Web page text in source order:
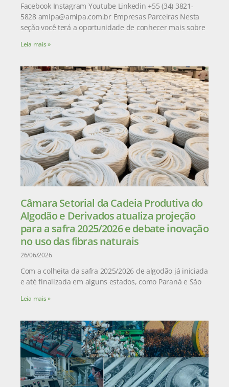
Facebook Instagram Youtube Linkedin +55 (34) 3821-
5828 amipa@amipa.com.br Empresas Parceiras Nesta
seção você terá a oportunidade de conhecer mais sobre
Leia mais »
Câmara Setorial da Cadeia Produtiva do
Algodão e Derivados atualiza projeção
para a safra 2025/2026 e debate inovação
no uso das fibras naturais
26/06/2026
Com a colheita da safra 2025/2026 de algodão já iniciada
e até finalizada em alguns estados, como Paraná e São
Leia mais »